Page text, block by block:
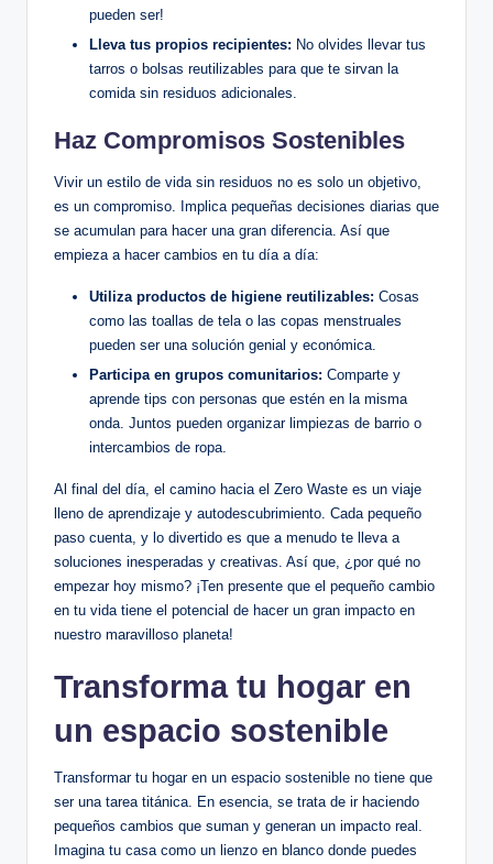
pueden ser!
Lleva tus propios recipientes: No olvides llevar tus
tarros o bolsas reutilizables para que te sirvan la
comida sin residuos adicionales.
Haz Compromisos Sostenibles
Vivir un estilo de vida sin residuos no es solo un objetivo,
es un compromiso. Implica pequeñas decisiones diarias que
se acumulan para hacer una gran diferencia. Así que
empieza a hacer cambios en tu día a día:
Utiliza productos de higiene reutilizables: Cosas
como las toallas de tela o las copas menstruales
pueden ser una solución genial y económica.
Participa en grupos comunitarios: Comparte y
aprende tips con personas que estén en la misma
onda. Juntos pueden organizar limpiezas de barrio o
intercambios de ropa.
Al final del día, el camino hacia el Zero Waste es un viaje
lleno de aprendizaje y autodescubrimiento. Cada pequeño
paso cuenta, y lo divertido es que a menudo te lleva a
soluciones inesperadas y creativas. Así que, ¿por qué no
empezar hoy mismo? ¡Ten presente que el pequeño cambio
en tu vida tiene el potencial de hacer un gran impacto en
nuestro maravilloso planeta!
Transforma tu hogar en
un espacio sostenible
Transformar tu hogar en un espacio sostenible no tiene que
ser una tarea titánica. En esencia, se trata de ir haciendo
pequeños cambios que suman y generan un impacto real.
Imagina tu casa como un lienzo en blanco donde puedes